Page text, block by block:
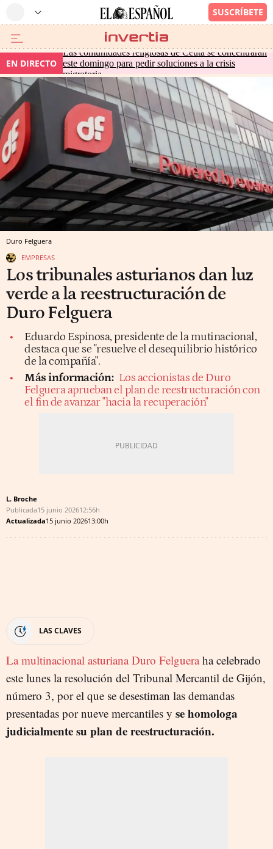
EN DIRECTO
Las comunidades religiosas de Ceuta se concentrarán
este domingo para pedir soluciones a la crisis
migratoria
Duro Felguera
EMPRESAS
Los tribunales asturianos dan luz
verde a la reestructuración de
Duro Felguera
Eduardo Espinosa, presidente de la mutinacional,
destaca que se "resuelve el desequilibrio histórico
de la compañía".
Más información: Los accionistas de Duro
Felguera aprueban el plan de reestructuración con
el fin de avanzar "hacia la recuperación"
L. Broche
Publicada15 junio 202612:56h
Actualizada15 junio 202613:00h
LAS CLAVES
La multinacional asturiana Duro Felgueraha celebrado
este lunes la resolución del Tribunal Mercantil de Gijón,
número 3, por el que se desestiman las demandas
presentadas por nueve mercantiles y se homologa
judicialmente su plan de reestructuración.